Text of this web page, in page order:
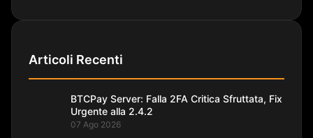
Articoli Recenti
BTCPay Server: Falla 2FA Critica Sfruttata, Fix
Urgente alla 2.4.2
07 Ago 2026